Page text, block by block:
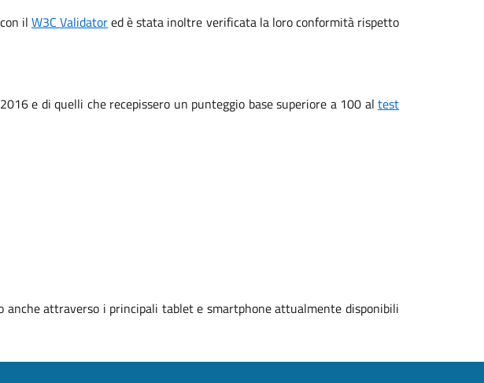
il W3C Validatored è stata inoltre verificata la loro conformità rispetto
e di quelli che recepissero un punteggio base superiore a 100 al test
attraverso i principali tablet e smartphone attualmente disponibili